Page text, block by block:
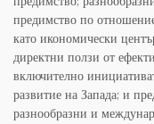
предимство по
като икономически
директни ползи от
включително
развитие на Запада; и
разнообразни и